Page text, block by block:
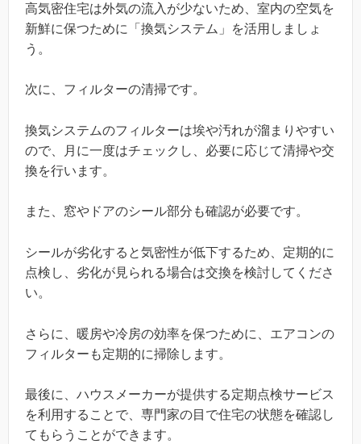
高気密住宅は外気の流入が少ないため、室内の空気を
新鮮に保つために「換気システム」を活用しましょ
う。
次に、フィルターの清掃です。
換気システムのフィルターは埃や汚れが溜まりやすい
ので、月に一度はチェックし、必要に応じて清掃や交
換を行います。
また、窓やドアのシール部分も確認が必要です。
シールが劣化すると気密性が低下するため、定期的に
点検し、劣化が見られる場合は交換を検討してくださ
い。
さらに、暖房や冷房の効率を保つために、エアコンの
フィルターも定期的に掃除します。
最後に、ハウスメーカーが提供する定期点検サービス
を利用することで、専門家の目で住宅の状態を確認し
てもらうことができます。